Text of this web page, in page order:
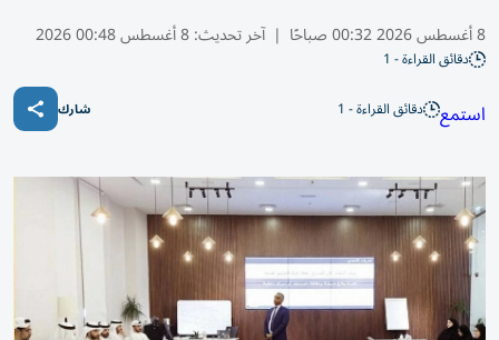
8 أغسطس 2026 00:32 صباحًا | آخر تحديث:8 أغسطس 00:48 2026
دقائق القراءة - 1
استمع دقائق القراءة - 1 شارك